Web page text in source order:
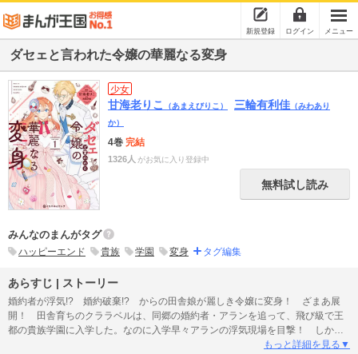
新規登録 ログイン メニュー
ダセェと言われた令嬢の華麗なる変身
少女
甘海老りこ （あまえびりこ） 三輪有利佳 （みわあり
か）
4巻 完結
1326人 がお気に入り登録中
無料試し読み
みんなのまんがタグ
ハッピーエンド 貴族 学園 変身 タグ編集
あらすじ | ストーリー
婚約者が浮気!? 婚約破棄!? からの田舎娘が麗しき令嬢に変身！ ざまあ展
開！ 田舎育ちのクララベルは、同郷の婚約者・アランを追って、飛び級で王
都の貴族学園に入学した。なのに入学早々アランの浮気現場を目撃！ しかも
「あんなダサくて地味な女、愛してない」とディスられてしまった。ショック
もっと詳細を見る▼